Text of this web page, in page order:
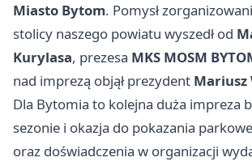
Miasto Bytom. Pomysł
stolicy naszego powiatu wyszedł od
Kurylasa, prezesa MKS MOSM
nad imprezą objął prezydent Mariusz
Dla Bytomia to kolejna duża impreza
sezonie i okazja do pokazania
oraz doświadczenia w organizacji